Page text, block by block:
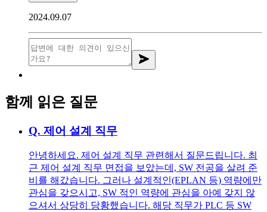
2024.09.07
함께 읽은 질문
Q. 제어 설계 직무
안녕하세요. 제어 설계 직무 관련해서 질문드립니다. 최
근 제어 설계 직무 면접을 보았는데, SW 전공을 살려 준
비를 해갔습니다. 그러나 설계적인(EPLAN 등) 역량에만
관심을 갖으시고, SW 적인 역량에 관심을 아예 갖지 않
으셔서 상당히 당황했습니다. 해당 직무가 PLC 등 SW